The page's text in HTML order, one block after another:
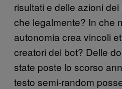
risultati e delle azioni
che legalmente? In che
autonomia crea vincoli
creatori dei bot? Delle
state poste lo scorso
testo semi-random